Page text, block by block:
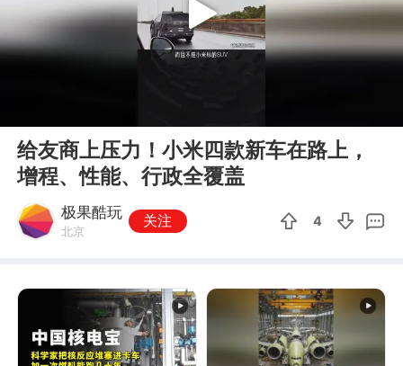
Play
给友商上压力！小米四款新车在路上，
增程、性能、行政全覆盖
极果酷玩
北京
关注 4